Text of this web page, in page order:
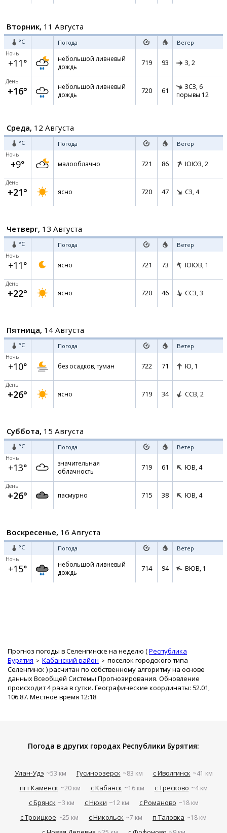
Вторник, 11 Августа
°C Погода Ветер
Ночь
+11°
небольшой ливневый
дождь
719 93 З, 2
День
+16°
небольшой ливневый
дождь
720 61 ЗСЗ, 6
порывы 12
Среда, 12 Августа
°C Погода Ветер
Ночь
+9° малооблачно 721 86 ЮЮЗ, 2
День
+21° ясно 720 47 СЗ, 4
Четверг, 13 Августа
°C Погода Ветер
Ночь
+11° ясно 721 73 ЮЮВ, 1
День
+22° ясно 720 46 ССЗ, 3
Пятница, 14 Августа
°C Погода Ветер
Ночь
+10° без осадков, туман 722 71 Ю, 1
День
+26° ясно 719 34 ССВ, 2
Суббота, 15 Августа
°C Погода Ветер
Ночь
+13°
значительная
облачность
719 61 ЮВ, 4
День
+26° пасмурно 715 38 ЮВ, 4
Воскресенье, 16 Августа
°C Погода Ветер
Ночь
+15°
небольшой ливневый
дождь
714 94 ВЮВ, 1
Прогноз погоды в Селенгинске на неделю (Республика
Бурятия
Кабанский район
поселок городского типа
Селенгинск ) расчитан по собственному алгоритму на основе
данных Всеобщей Системы Прогнозирования. Обновление
происходит 4 раза в сутки. Географические координаты: 52.01,
106.87. Местное время 12:18
Погода в других городах Республики Бурятия:
Улан-Удэ ~53 км Гусиноозерск ~83 км с Иволгинск ~41 км
пгт Каменск ~20 км с Кабанск ~16 км с Тресково ~4 км
с Брянск ~3 км с Нюки ~12 км с Романово ~18 км
с Троицкое ~25 км с Никольск ~7 км п Таловка ~18 км